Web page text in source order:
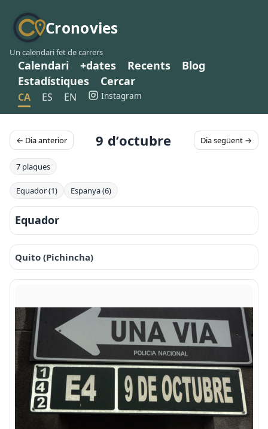
Cronovies
Un calendari fet de carrers
Calendari +dates Recents
Blog
Estadístiques
Cercar
CA ES EN Instagram
← Dia anterior 9 d’octubre Dia següent →
7 plaques
Equador (1) Espanya (6)
Equador
Quito (Pichincha)